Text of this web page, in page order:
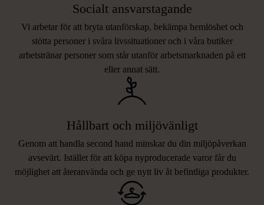
Socialt ansvarstagande
Vi arbetar för att bryta utanförskap, bekämpa hemlöshet och
stötta personer i svåra livssituationer och i våra butiker
arbetstränar personer som står utanför arbetsmarknaden på ett
eller annat sätt.
Hållbart och miljövänligt
Genom att handla second hand minskar du din miljöpåverkan
avsevärt. Istället för att köpa nyproducerade varor får du
möjlighet att återanvända och ge nytt liv åt befintliga produkter.